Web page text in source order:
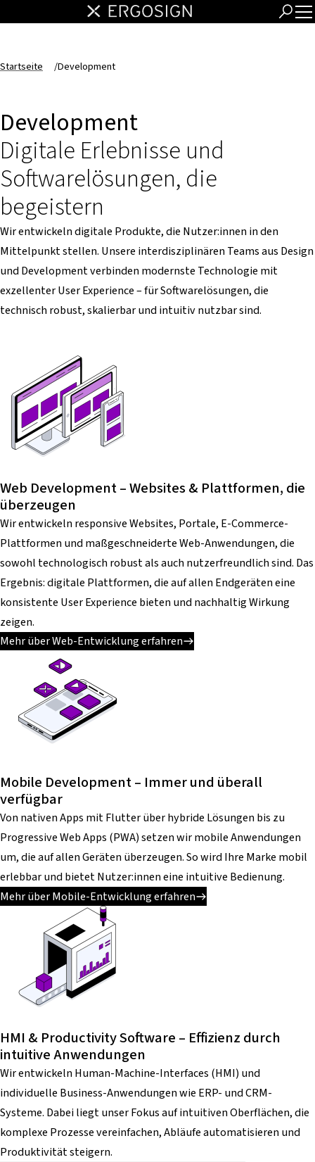
Startseite /Development
Development
Digitale Erlebnisse und
Softwarelösungen, die
begeistern
Wir entwickeln digitale Produkte, die Nutzer:innen in den
Mittelpunkt stellen. Unsere interdisziplinären Teams aus Design
und Development verbinden modernste Technologie mit
exzellenter User Experience – für Softwarelösungen, die
technisch robust, skalierbar und intuitiv nutzbar sind.
Web Development – Websites & Plattformen, die
überzeugen
Wir entwickeln responsive Websites, Portale, E-Commerce-
Plattformen und maßgeschneiderte Web-Anwendungen, die
sowohl technologisch robust als auch nutzerfreundlich sind. Das
Ergebnis: digitale Plattformen, die auf allen Endgeräten eine
konsistente User Experience bieten und nachhaltig Wirkung
zeigen.
Mehr über Web-Entwicklung erfahren
Mobile Development – Immer und überall
verfügbar
Von nativen Apps mit Flutter über hybride Lösungen bis zu
Progressive Web Apps (PWA) setzen wir mobile Anwendungen
um, die auf allen Geräten überzeugen. So wird Ihre Marke mobil
erlebbar und bietet Nutzer:innen eine intuitive Bedienung.
Mehr über Mobile-Entwicklung erfahren
HMI & Productivity Software – Effizienz durch
intuitive Anwendungen
Wir entwickeln Human-Machine-Interfaces (HMI) und
individuelle Business-Anwendungen wie ERP- und CRM-
Systeme. Dabei liegt unser Fokus auf intuitiven Oberflächen, die
komplexe Prozesse vereinfachen, Abläufe automatisieren und
Produktivität steigern.